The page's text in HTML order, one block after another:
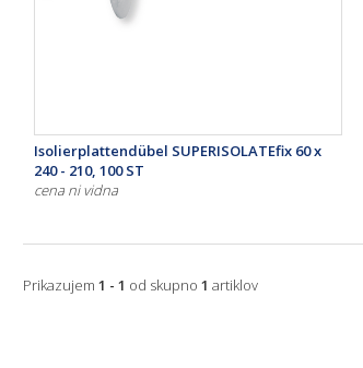
Isolierplattendübel SUPERISOLATEfix 60 x
240 - 210, 100 ST
cena ni vidna
Prikazujem 1 - 1 od skupno 1 artiklov